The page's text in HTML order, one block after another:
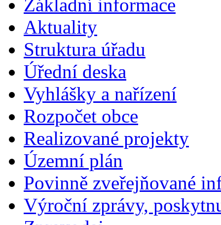
Základní informace
Aktuality
Struktura úřadu
Úřední deska
Vyhlášky a nařízení
Rozpočet obce
Realizované projekty
Územní plán
Povinně zveřejňované
Výroční zprávy,